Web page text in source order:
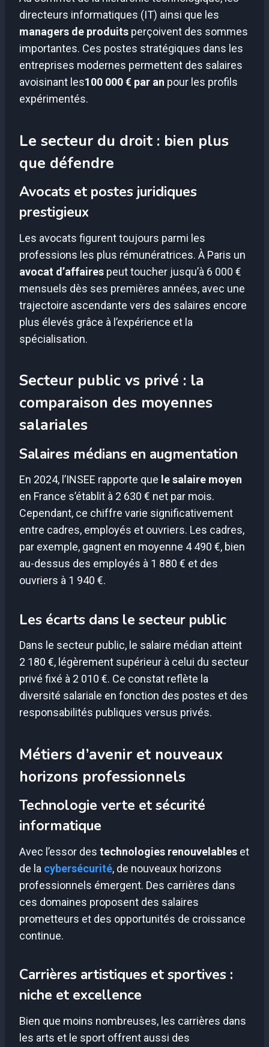
directeurs informatiques (IT) ainsi que les
managers de produits perçoivent des sommes
importantes. Ces postes stratégiques dans les
entreprises modernes permettent des salaires
avoisinant les100 000 € par an pour les profils
expérimentés.
Le secteur du droit : bien plus
que défendre
Avocats et postes juridiques
prestigieux
Les avocats figurent toujours parmi les
professions les plus rémunératrices. À Paris un
avocat d’affaires peut toucher jusqu’à 6 000 €
mensuels dès ses premières années, avec une
trajectoire ascendante vers des salaires encore
plus élevés grâce à l’expérience et la
spécialisation.
Secteur public vs privé : la
comparaison des moyennes
salariales
Salaires médians en augmentation
En 2024, l’INSEE rapporte que le salaire moyen
en France s’établit à 2 630 € net par mois.
Cependant, ce chiffre varie significativement
entre cadres, employés et ouvriers. Les cadres,
par exemple, gagnent en moyenne 4 490 €, bien
au-dessus des employés à 1 880 € et des
ouvriers à 1 940 €.
Les écarts dans le secteur public
Dans le secteur public, le salaire médian atteint
2 180 €, légèrement supérieur à celui du secteur
privé fixé à 2 010 €. Ce constat reflète la
diversité salariale en fonction des postes et des
responsabilités publiques versus privés.
Métiers d’avenir et nouveaux
horizons professionnels
Technologie verte et sécurité
informatique
Avec l’essor des technologies renouvelables et
de la cybersécurité, de nouveaux horizons
professionnels émergent. Des carrières dans
ces domaines proposent des salaires
prometteurs et des opportunités de croissance
continue.
Carrières artistiques et sportives :
niche et excellence
Bien que moins nombreuses, les carrières dans
les arts et le sport offrent aussi des